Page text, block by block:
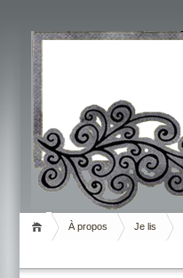
Livrement
À propos Je lis